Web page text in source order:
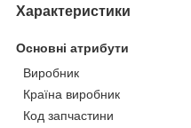
Характеристики
Основні атрибути
Виробник
Країна виробник
Код запчастини